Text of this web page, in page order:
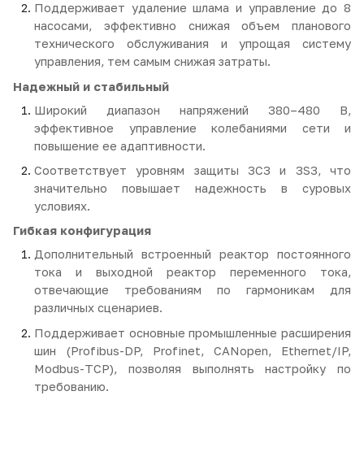
Поддерживает удаление шлама и управление до 8
насосами, эффективно снижая объем планового
технического обслуживания и упрощая систему
управления, тем самым снижая затраты.
Надежный и стабильный
Широкий диапазон напряжений 380–480 В,
эффективное управление колебаниями сети и
повышение ее адаптивности.
Соответствует уровням защиты 3C3 и 3S3, что
значительно повышает надежность в суровых
условиях.
Гибкая конфигурация
Дополнительный встроенный реактор постоянного
тока и выходной реактор переменного тока,
отвечающие требованиям по гармоникам для
различных сценариев.
Поддерживает основные промышленные расширения
шин (Profibus-DP, Profinet, CANopen, Ethernet/IP,
Modbus-TCP), позволяя выполнять настройку по
требованию.